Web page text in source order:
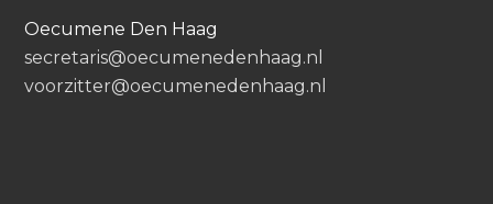
Oecumene Den Haag
secretaris@oecumenedenhaag.nl
voorzitter@oecumenedenhaag.nl